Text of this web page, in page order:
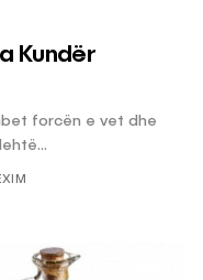
Kundër
forcën e vet dhe